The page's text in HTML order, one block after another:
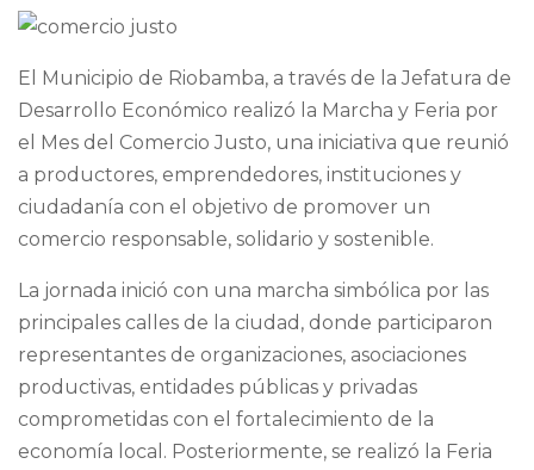
El Municipio de Riobamba, a través de la Jefatura de
Desarrollo Económico realizó la Marcha y Feria por
el Mes del Comercio Justo, una iniciativa que reunió
a productores, emprendedores, instituciones y
ciudadanía con el objetivo de promover un
comercio responsable, solidario y sostenible.
La jornada inició con una marcha simbólica por las
principales calles de la ciudad, donde participaron
representantes de organizaciones, asociaciones
productivas, entidades públicas y privadas
comprometidas con el fortalecimiento de la
economía local. Posteriormente, se realizó la Feria